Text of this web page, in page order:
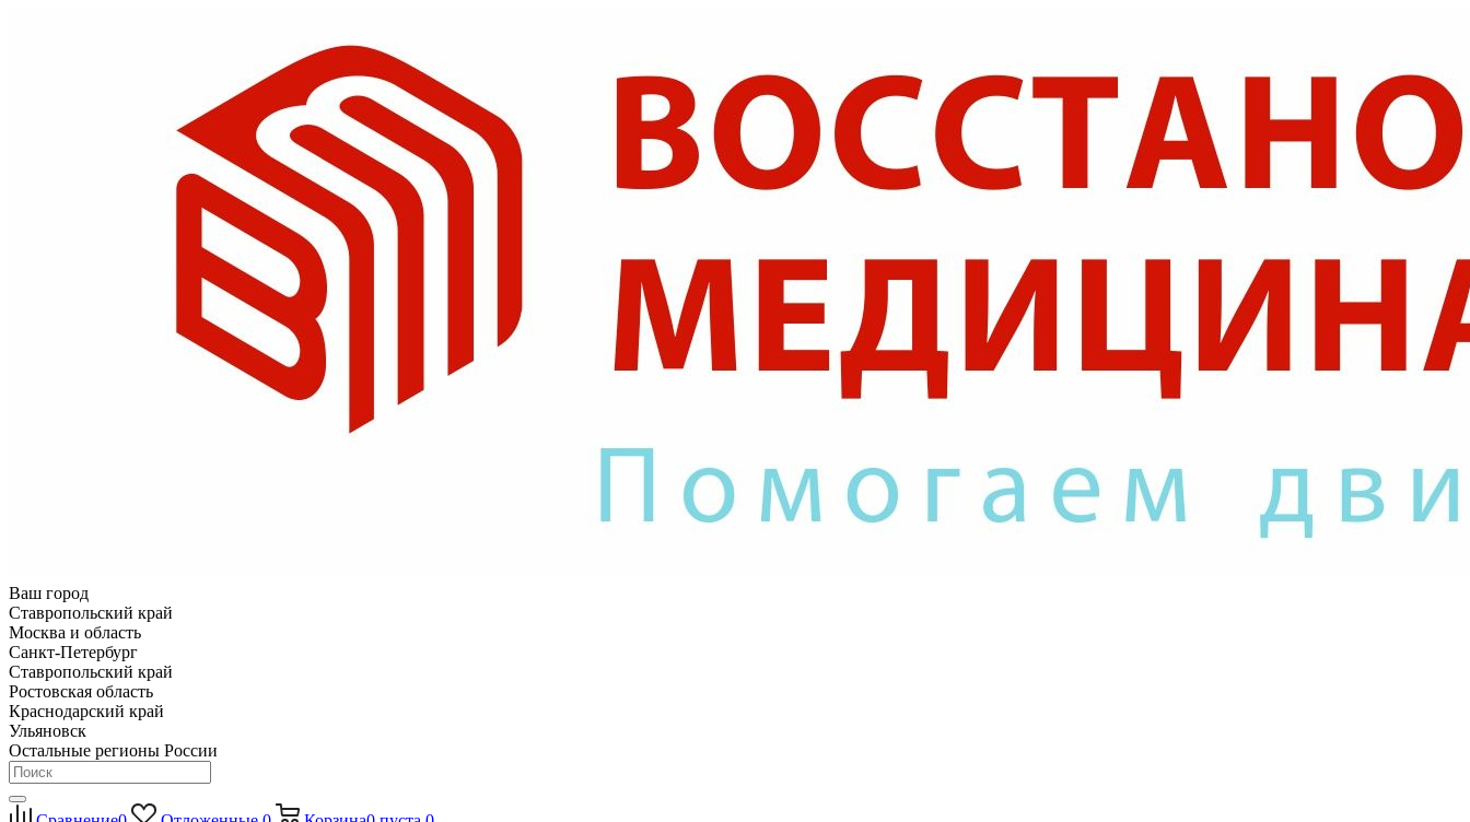
Ваш город
Ставропольский край
Москва и область
Санкт-Петербург
Ставропольский край
Ростовская область
Краснодарский край
Ульяновск
Остальные регионы России